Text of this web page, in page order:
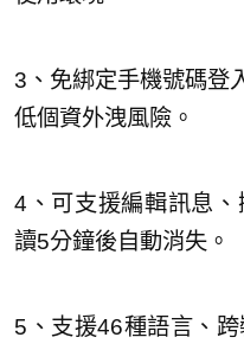
3、免綁定手機號碼登
低個資外洩風險。
4、可支援編輯訊息
讀5分鐘後自動消失。
5、支援46種語言、